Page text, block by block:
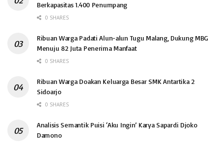
Berkapasitas 1.400 Penumpang
0 SHARES
Ribuan Warga Padati Alun-alun Tugu Malang, Dukung MBG
Menuju 82 Juta Penerima Manfaat
0 SHARES
Ribuan Warga Doakan Keluarga Besar SMK Antartika 2
Sidoarjo
0 SHARES
Analisis Semantik Puisi ‘Aku Ingin’ Karya Sapardi Djoko
Damono